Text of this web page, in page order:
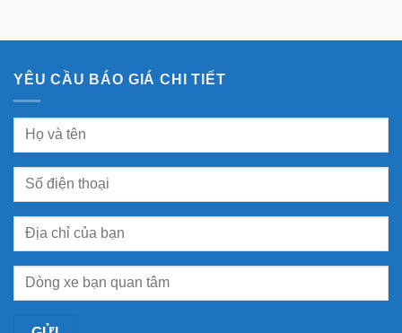
YÊU CẦU BÁO GIÁ CHI TIẾT